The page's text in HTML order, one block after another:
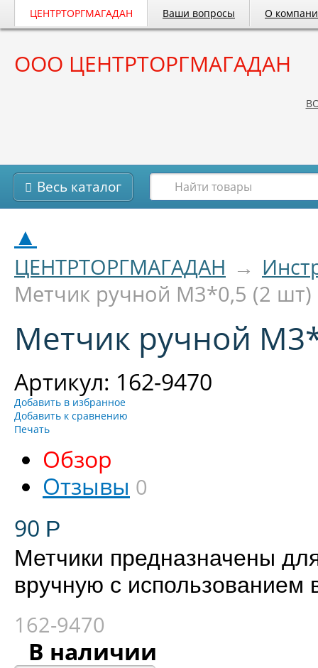
ЦЕНТРТОРГМАГАДАН Ваши вопросы О
ООО ЦЕНТРТОРГМАГАДАН
Весь каталог
▲
ЦЕНТРТОРГМАГАДАН →
Метчик ручной М3*0,5 (2 шт)
Метчик ручной
Артикул: 162-9470
Добавить в избранное
Добавить к сравнению
Печать
Обзор
Отзывы 0
90 Р
Метчики предназначены
вручную с использованием
162-9470
В наличии